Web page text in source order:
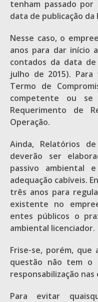
tenham passado
data de publicação da
Nesse caso, o
anos para dar início
contados da data
julho de 2015).
Termo de
competente ou se
Requerimento de
Operação.
Ainda, Relatórios
deverão ser
passivo ambiental
adequação cabíveis.
três anos para
existente no
entes públicos o
ambiental licenciador.
Frise-se, porém, que
questão não tem o
responsabilização
Para evitar